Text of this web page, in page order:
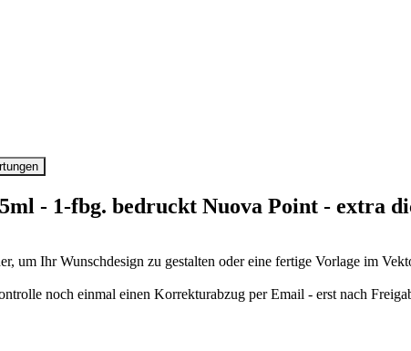
- 1-fbg. bedruckt Nuova Point - extra
um Ihr Wunschdesign zu gestalten oder eine fertige Vorlage im
noch einmal einen Korrekturabzug per Email - erst nach